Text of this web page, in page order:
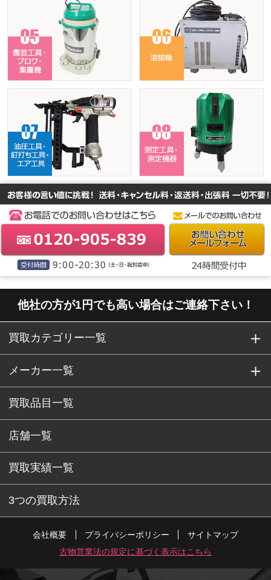
他社の方が1円でも高い場合はご連絡下さい！
買取カテゴリー一覧
メーカー一覧
買取品目一覧
店舗一覧
買取実績一覧
3つの買取方法
会社概要 プライバシーポリシー
サイトマップ
古物営業法の規定に基づく表示はこちら